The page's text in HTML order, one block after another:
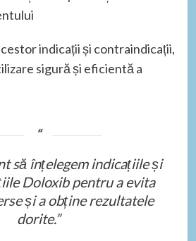
indicații și contraindicații,
sigură și eficientă a
să înțelegem indicațiile și
Doloxib pentru a evita
și a obține rezultatele
dorite.”